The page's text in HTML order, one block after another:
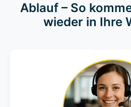
Ablauf – So
wieder in Ihre